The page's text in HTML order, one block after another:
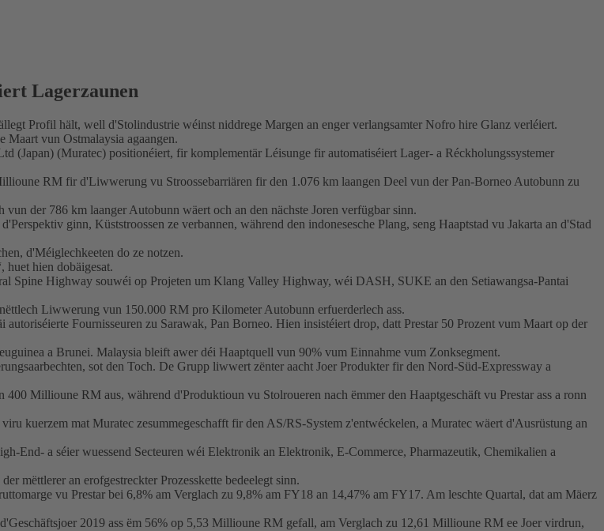
Lagerzaunen
Profil hält, well d'Stolindustrie wéinst niddrege Margen an enger verlangsamter Nofro hire Glanz verléiert.
Maart vun Ostmalaysia agaangen.
(Japan) (Muratec) positionéiert, fir komplementär Léisunge fir automatiséiert Lager- a Réckholungssystemer
RM fir d'Liwwerung vu Stroossebarriären fir den 1.076 km laangen Deel vun der Pan-Borneo Autobunn zu
der 786 km laanger Autobunn wäert och an den nächste Joren verfügbar sinn.
ginn, Küststroossen ze verbannen, während den indonesesche Plang, seng Haaptstad vu Jakarta an d'Stad
d'Méiglechkeeten do ze notzen.
huet hien dobäigesat.
Spine Highway souwéi op Projeten um Klang Valley Highway, wéi DASH, SUKE an den Setiawangsa-Pantai
Liwwerung vun 150.000 RM pro Kilometer Autobunn erfuerderlech ass.
Fournisseuren zu Sarawak, Pan Borneo. Hien insistéiert drop, datt Prestar 50 Prozent vum Maart op der
a Brunei. Malaysia bleift awer déi Haaptquell vun 90% vum Einnahme vum Zonksegment.
sot den Toch. De Grupp liwwert zënter aacht Joer Produkter fir den Nord-Süd-Expressway a
Millioune RM aus, während d'Produktioun vu Stolroueren nach ëmmer den Haaptgeschäft vu Prestar ass a ronn
kuerzem mat Muratec zesummegeschafft fir den AS/RS-System z'entwéckelen, a Muratec wäert d'Ausrüstung an
End- a séier wuessend Secteuren wéi Elektronik an Elektronik, E-Commerce, Pharmazeutik, Chemikalien a
mëttlerer an erofgestreckter Prozesskette bedeelegt sinn.
vu Prestar bei 6,8% am Verglach zu 9,8% am FY18 an 14,47% am FY17. Am leschte Quartal, dat am Mäerz
2019 ass ëm 56% op 5,53 Millioune RM gefall, am Verglach zu 12,61 Millioune RM ee Joer virdrun,